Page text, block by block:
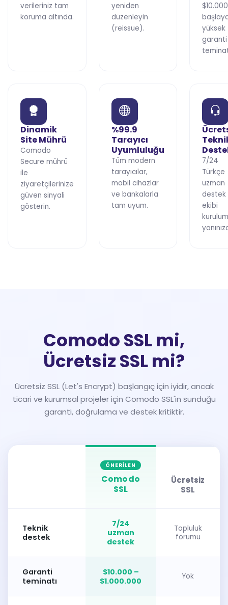
verileriniz tam
koruma altında.
yeniden
düzenleyin
(reissue).
yüksek
garanti
Dinamik
Site Mührü
Comodo
Secure mührü
ile
ziyaretçilerinize
güven sinyali
gösterin.
%99.9
Tarayıcı
Uyumluluğu
Tüm modern
tarayıcılar,
mobil cihazlar
ve bankalarla
tam uyum.
7/24
Türkçe
uzman
destek
ekibi
Comodo SSL mi,
Ücretsiz SSL mi?
Ücretsiz SSL (Let's Encrypt) başlangıç için iyidir, ancak
ticari ve kurumsal projeler için Comodo SSL'in sunduğu
garanti, doğrulama ve destek kritiktir.
ÖNERILEN
Comodo
SSL
Ücretsiz
SSL
Teknik
destek
7/24
uzman
destek
Topluluk
forumu
Garanti
teminatı
$10.000 –
$1.000.000
Yok